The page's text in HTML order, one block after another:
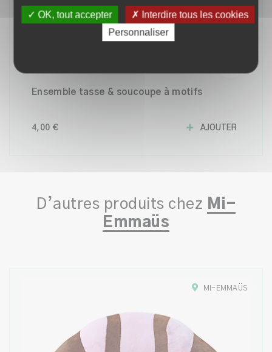
Ensemble tasse & soucoupe à motifs
4,00 € AJOUTER
D’autres produits chez Mi-
Emmaüs
MI-EMMAÜS
✓ OK, tout accepter
✗ Interdire tous les cookies
Personnaliser